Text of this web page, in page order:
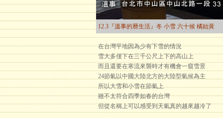
12.3『溫事的曆生活』冬 小雪 六十候 橘始黃
在台灣平地因為少有下雪的情況
雪大多僅下在三千公尺上下的高山上
而且還要在寒流來襲時才有機會一窺雪景
24節氣以中國大陸北方的大陸型氣候為主
所以大雪和小雪在節氣上
雖不太符合四季如春的台灣
但從名稱上可以感受到天氣真的越來越冷了